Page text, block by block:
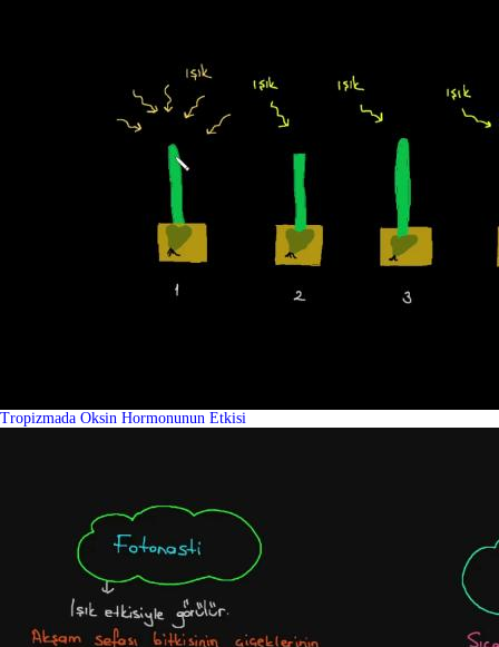
Tropizmada Oksin Hormonunun Etkisi